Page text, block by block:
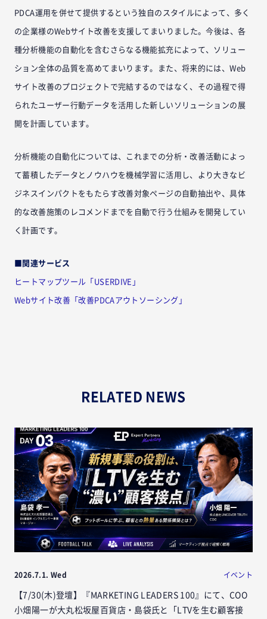
PDCA運用を併せて提供するという独自のスタイルによって、多く
の企業様のWebサイト改善を支援してまいりました。今後は、各
種分析機能の自動化を含むさらなる機能拡充によって、ソリュー
ション全体の品質を高めてまいります。また、将来的には、Web
サイト改善のプロジェクトで完結するのではなく、その過程で得
られたユーザー行動データを活用した新しいソリューションの展
開を計画しています。
分析機能の自動化については、これまでの分析・改善活動によっ
て蓄積したデータとノウハウを機械学習に活用し、より大きなビ
ジネスインパクトをもたらす改善対象ページの自動抽出や、具体
的な改善施策のレコメンドまでを自動で行う仕組みを開発してい
く計画です。
■関連サービス
ヒートマップツール「USERDIVE」
Webサイト改善「改善PDCAアウトソーシング」
RELATED NEWS
2026.7.1. Wed イベント
【7/30(木)登壇】『MARKETING LEADERS 100』にて、COO
小畑陽一が大丸松坂屋百貨店・島袋氏と「LTVを生む顧客接